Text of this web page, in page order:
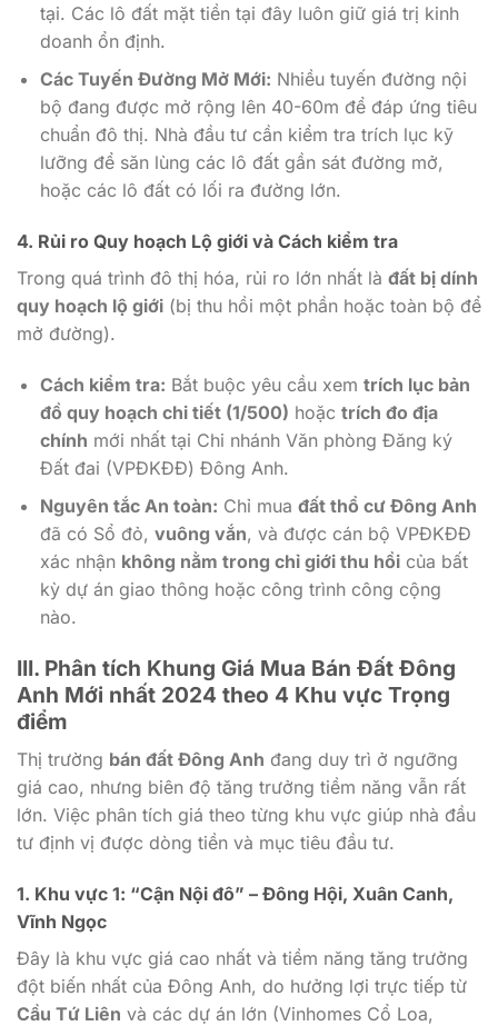
tại. Các lô đất mặt tiền tại đây luôn giữ giá trị kinh
doanh ổn định.
Các Tuyến Đường Mở Mới: Nhiều tuyến đường nội
bộ đang được mở rộng lên 40-60m để đáp ứng tiêu
chuẩn đô thị. Nhà đầu tư cần kiểm tra trích lục kỹ
lưỡng để săn lùng các lô đất gần sát đường mở,
hoặc các lô đất có lối ra đường lớn.
4. Rủi ro Quy hoạch Lộ giới và Cách kiểm tra
Trong quá trình đô thị hóa, rủi ro lớn nhất là đất bị dính
quy hoạch lộ giới (bị thu hồi một phần hoặc toàn bộ để
mở đường).
Cách kiểm tra: Bắt buộc yêu cầu xem trích lục bản
đồ quy hoạch chi tiết (1/500) hoặc trích đo địa
chính mới nhất tại Chi nhánh Văn phòng Đăng ký
Đất đai (VPĐKĐĐ) Đông Anh.
Nguyên tắc An toàn: Chỉ mua đất thổ cư Đông Anh
đã có Sổ đỏ, vuông vắn, và được cán bộ VPĐKĐĐ
xác nhận không nằm trong chỉ giới thu hồicủa bất
kỳ dự án giao thông hoặc công trình công cộng
nào.
III. Phân tích Khung Giá Mua Bán Đất Đông
Anh Mới nhất 2024 theo 4 Khu vực Trọng
điểm
Thị trường bán đất Đông Anh đang duy trì ở ngưỡng
giá cao, nhưng biên độ tăng trưởng tiềm năng vẫn rất
lớn. Việc phân tích giá theo từng khu vực giúp nhà đầu
tư định vị được dòng tiền và mục tiêu đầu tư.
1. Khu vực 1: “Cận Nội đô” – Đông Hội, Xuân Canh,
Vĩnh Ngọc
Đây là khu vực giá cao nhất và tiềm năng tăng trưởng
đột biến nhất của Đông Anh, do hưởng lợi trực tiếp từ
Cầu Tứ Liên và các dự án lớn (Vinhomes Cổ Loa,